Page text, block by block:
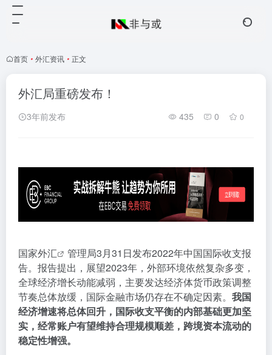
首页 • 外汇资讯 • 正文
外汇局重磅发布！
3年前发布 435 0 0
国家外汇
管理局3月31日发布2022年中国国际收支报
告。报告提出，展望2023年，外部环境依然复杂多变，
全球经济增长动能减弱，主要发达经济体货币政策调整
节奏总体放缓，国际金融市场仍存在不确定因素。 我国
经济增速将总体回升，国际收支平衡的内部基础更加坚
实，经常账户有望维持合理规模顺差，跨境资本流动的
稳定性增强。